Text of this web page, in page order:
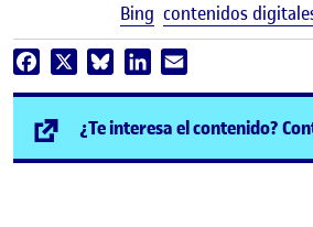
Bing contenidos
Facebook BlueskyLinkedIn
¿Te interesa el contenido?